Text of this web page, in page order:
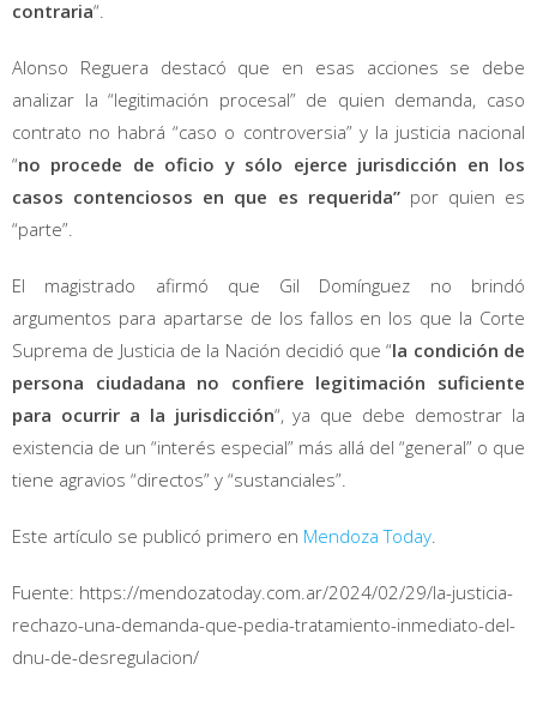
contraria“.
Alonso Reguera destacó que en esas acciones se debe
analizar la “legitimación procesal” de quien demanda, caso
contrato no habrá “caso o controversia” y la justicia nacional
“no procede de oficio y sólo ejerce jurisdicción en los
casos contenciosos en que es requerida”por quien es
“parte”.
El magistrado afirmó que Gil Domínguez no brindó
argumentos para apartarse de los fallos en los que la Corte
Suprema de Justicia de la Nación decidió que “la condición de
persona ciudadana no confiere legitimación suficiente
para ocurrir a la jurisdicción“, ya que debe demostrar la
existencia de un “interés especial” más allá del “general” o que
tiene agravios “directos” y “sustanciales”.
Este artículo se publicó primero en Mendoza Today
Fuente: https://mendozatoday.com.ar/2024/02/29/la-justicia-
rechazo-una-demanda-que-pedia-tratamiento-inmediato-del-
dnu-de-desregulacion/